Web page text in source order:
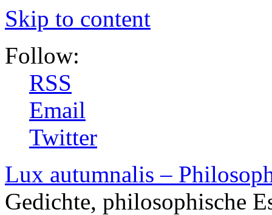
Skip to content
Follow:
RSS
Email
Twitter
Lux autumnalis –
Gedichte, philosophische